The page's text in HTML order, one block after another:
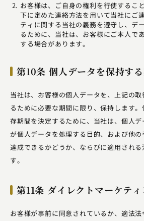
お客様は、ご自身の権利を行使するこ
下に定めた連絡方法を用いて当社にご
ティに関する当社の義務を遵守し、デ
るために、当社は、お客様にご本人で
する場合があります。
第10条 個人データを保持す
当社は、お客様の個人データを、上記の
るために必要な期間に限り、保持します
存期間を決定するために、当社は、個人
が個人データを処理する目的、および他
達成できるかどうか、ならびに適用され
す。
第11条 ダイレクトマーケテ
お客様が事前に同意されているか、適法